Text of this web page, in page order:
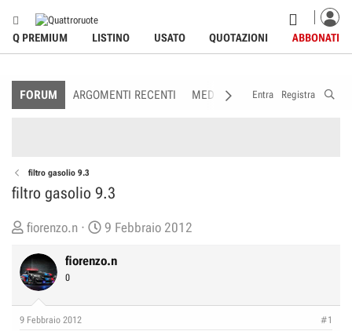
Q PREMIUM LISTINO USATO QUOTAZIONI ABBONATI
FORUM ARGOMENTI RECENTI MEDIA MEMBRI
Entra Registra
filtro gasolio 9.3
filtro gasolio 9.3
C
e
a
t
o
fiorenzo.n
D
t
d
9 Febbraio 2012
fiorenzo.n
0
9 Febbraio 2012 #1